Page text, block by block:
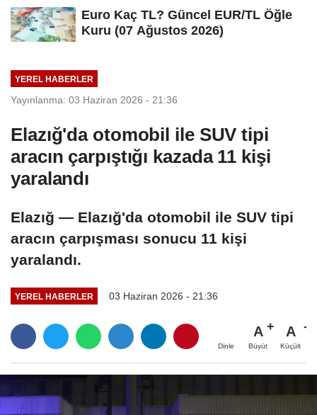
Euro Kaç TL? Güncel EUR/TL Öğle
Kuru (07 Ağustos 2026)
YEREL HABERLER
Yayınlanma: 03 Haziran 2026 - 21:36
Elazığ'da otomobil ile SUV tipi
aracın çarpıştığı kazada 11 kişi
yaralandı
Elazığ — Elazığ'da otomobil ile SUV tipi
aracın çarpışması sonucu 11 kişi
yaralandı.
YEREL HABERLER 03 Haziran 2026 - 21:36
Dinle
A
Büyüt
A
Küçült